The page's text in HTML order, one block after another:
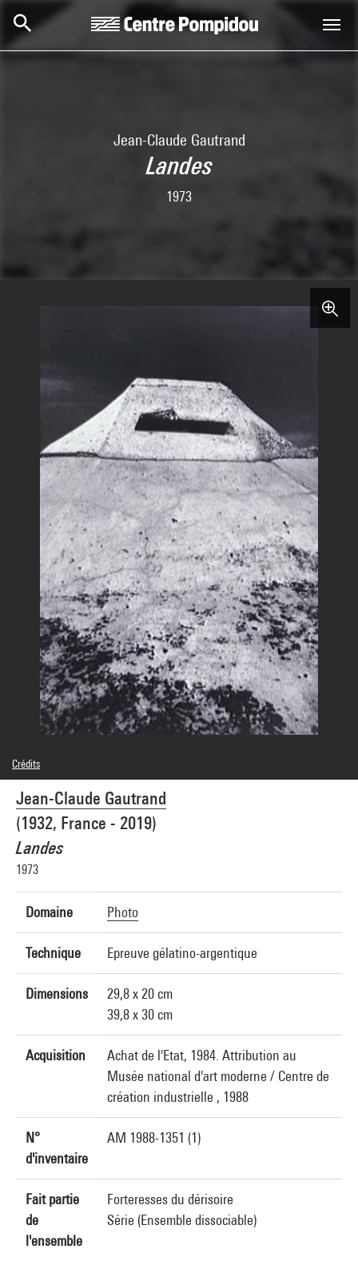
Aller au contenu principal
Centre Pompidou
Jean-Claude Gautrand
Landes
1973
Jean-Claude Gautrand
(1932, France - 2019)
Landes
1973
Domaine Photo
Technique Epreuve gélatino-argentique
Dimensions
29,8 x 20 cm
39,8 x 30 cm
Acquisition
Achat de l'Etat, 1984. Attribution au
Musée national d'art moderne / Centre de
création industrielle , 1988
N°
d'inventaire
AM 1988-1351 (1)
Fait partie
de
l'ensemble
Forteresses du dérisoire
Série (Ensemble dissociable)
Crédits
© SAIF
Crédit photographique : Centre Pompidou, MNAM-CCI/Philippe Migeat/Dist.
GrandPalaisRmn
Réf. image : 1A17953 [1989 X 0309]